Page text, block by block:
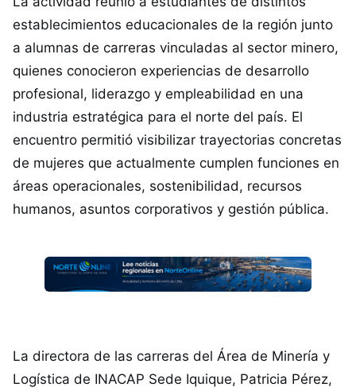
establecimientos educacionales de la región junto
a alumnas de carreras vinculadas al sector minero,
quienes conocieron experiencias de desarrollo
profesional, liderazgo y empleabilidad en una
industria estratégica para el norte del país. El
encuentro permitió visibilizar trayectorias concretas
de mujeres que actualmente cumplen funciones en
áreas operacionales, sostenibilidad, recursos
humanos, asuntos corporativos y gestión pública.
La directora de las carreras del Área de Minería y
Logística de INACAP Sede Iquique, Patricia Pérez,